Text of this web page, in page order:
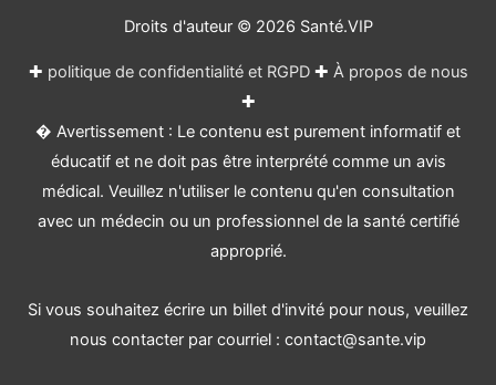
Droits d'auteur © 2026 Santé.VIP
✚ politique de confidentialité et RGPD✚ À propos de nous
✚
� Avertissement : Le contenu est purement informatif et
éducatif et ne doit pas être interprété comme un avis
médical. Veuillez n'utiliser le contenu qu'en consultation
avec un médecin ou un professionnel de la santé certifié
approprié.
Si vous souhaitez écrire un billet d'invité pour nous, veuillez
nous contacter par courriel : contact@sante.vip